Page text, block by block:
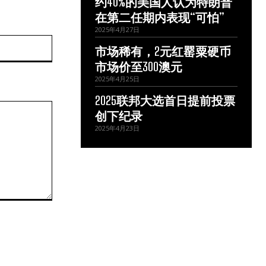
在第二任期内表现“可怕”
2025年4月27日
市场稀有，2元红罂粟硬币
市场价至300澳元
2025年4月25日
2025联邦大选首日提前投票
创下纪录
2025年4月23日